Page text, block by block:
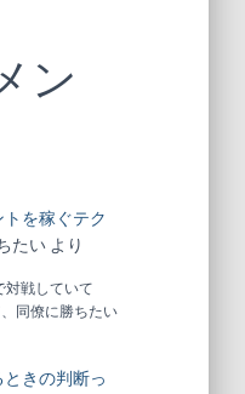
ン
を稼ぐテク
たいより
対戦していて
同僚に勝ちたい
きの判断っ